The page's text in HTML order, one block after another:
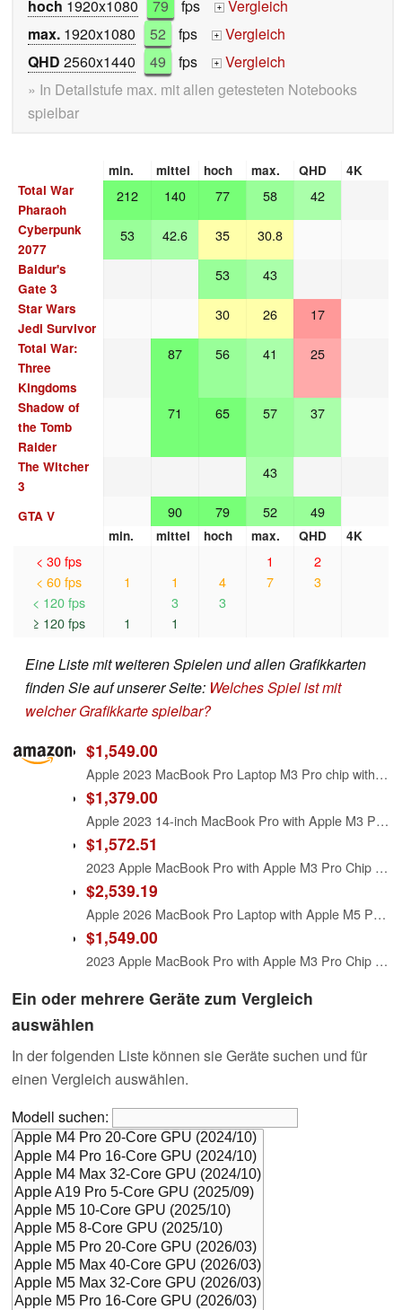
hoch 1920x1080 79 fps +
Vergleich
max. 1920x1080 52 fps +
Vergleich
QHD 2560x1440 49 fps +
Vergleich
» In Detailstufe max. mit allen getesteten Notebooks
spielbar
min. mittel hoch max. QHD
4K
Total War
Pharaoh
212 140 77 58 42
Cyberpunk
2077
53 42.6 35 30.8
Baldur's
Gate 3
53 43
Star Wars
Jedi Survivor
30 26 17
Total War:
Three
Kingdoms
87 56 41 25
Shadow of
the Tomb
Raider
71 65 57 37
The Witcher
3
43
GTA V 90 79 52 49
min. mittel hoch max. QHD 4K
< 30 fps
< 60 fps
< 120 fps
≥ 120 fps
1
1
1
3
1
4
3
1
7
2
3
Eine Liste mit weiteren Spielen und allen Grafikkarten
finden Sie auf unserer Seite: Welches Spiel ist mit
welcher Grafikkarte spielbar?
$1,549.00
Apple 2023 MacBook Pro Laptop M3 Pro chip with 12‑core CPU, 18‑core GPU: 16.2-inch Liquid Retina XDR Display, 18GB Unified Memory, 512GB SSD Storage. Works with iPhone/iPad; Space Black
$1,379.00
Apple 2023 14-inch MacBook Pro with Apple M3 Pro chip, 18GB RAM, 512GB SSD Storage, Space Black (Renewed)
$1,572.51
2023 Apple MacBook Pro with Apple M3 Pro Chip with 12‑core CPU and 18‑core GPU (16-inch, 18GB RAM, 512GB SSD Storage) (QWERTY English) Space Black (Renewed Premium)
$2,539.19
Apple 2026 MacBook Pro Laptop with Apple M5 Pro chip with 18-core CPU and 20-core GPU: Built for AI, 16.2-inch Liquid Retina XDR Display, 24GB Unified Memory, 1TB SSD, Wi-Fi 7; Space Black
$1,549.00
2023 Apple MacBook Pro with Apple M3 Pro Chip (16-Inch, 18GB RAM, 512GB SSD Storage) (QWERTY English) Silver (Renewed)
Ein oder mehrere Geräte zum Vergleich
auswählen
In der folgenden Liste können sie Geräte suchen und für
einen Vergleich auswählen.
Modell suchen: